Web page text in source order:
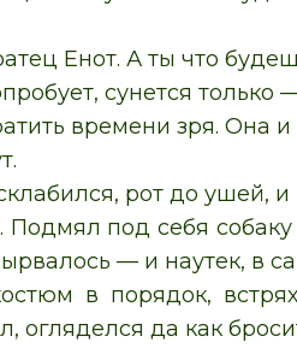
Енот. А ты что
сунется только
времени зря. Она и
рот до ушей,
под себя собаку
— и наутек, в
в порядок,
да как